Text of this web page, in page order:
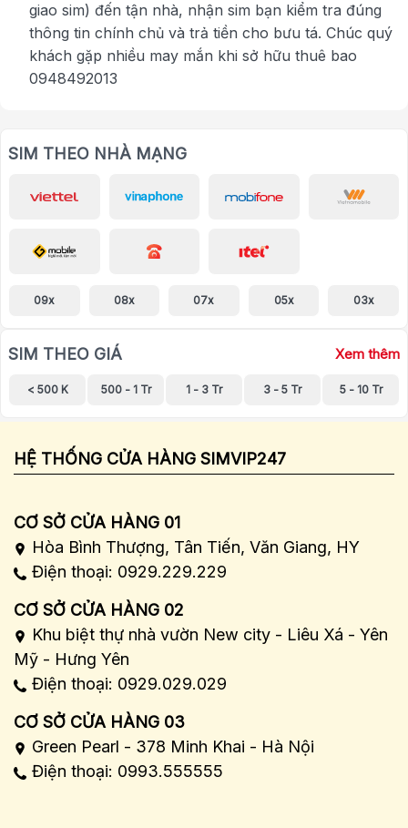
giao sim) đến tận nhà, nhận sim bạn kiểm tra đúng
thông tin chính chủ và trả tiền cho bưu tá. Chúc quý
khách gặp nhiều may mắn khi sở hữu thuê bao
0948492013
SIM THEO NHÀ MẠNG
09x 08x 07x 05x 03x
SIM THEO GIÁ Xem thêm
< 500 K 500 - 1 Tr 1 - 3 Tr 3 - 5 Tr 5 - 10 Tr
HỆ THỐNG CỬA HÀNG SIMVIP247
CƠ SỞ CỬA HÀNG 01
Hòa Bình Thượng, Tân Tiến, Văn Giang, HY
Điện thoại: 0929.229.229
CƠ SỞ CỬA HÀNG 02
Khu biệt thự nhà vườn New city - Liêu Xá - Yên
Mỹ - Hưng Yên
Điện thoại: 0929.029.029
CƠ SỞ CỬA HÀNG 03
Green Pearl - 378 Minh Khai - Hà Nội
Điện thoại: 0993.555555